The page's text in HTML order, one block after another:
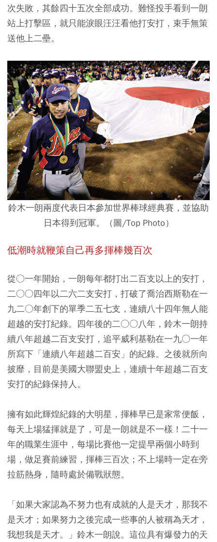
次失敗，其餘四十五次全部成功。難怪投手看到一朗
站上打擊區，就只能淚眼汪汪看他打安打，束手無策
送他上二壘。
鈴木一朗兩度代表日本參加世界棒球經典賽，並協助
日本得到冠軍。（圖/Top Photo）
低潮時就鞭策自己再多揮棒幾百次
從○一年開始，一朗每年都打出二百支以上的安打，
二○○四年以二六二支安打，打破了喬治西斯勒在一
九二○年創下的單季二五七支，連續八十四年無人能
超越的安打紀錄。四年後的二○○八年，鈴木一朗持
續八年超越二百支安打，追平威利基勒在一九○一年
所寫下「連續八年超越二百安」的紀錄。之後就所向
披靡，目前是美國大聯盟史上，連續十年超越二百支
安打的紀錄保持人。
擁有如此輝煌紀錄的大明星，揮棒早已是家常便飯，
每天上場猛揮就是了，可是一朗就是不一樣！二十一
年的職業生涯中，每場比賽他一定提早兩個小時到
場，做足賽前練習，揮棒三百次；不上場時一定在旁
拉筋熱身，隨時處於備戰狀態。
「如果大家認為不努力也有成就的人是天才，那我不
是天才；如果努力之後完成一些事的人被稱為天才，
我想我是天才。」鈴木一朗說。這位具有爆發力的天